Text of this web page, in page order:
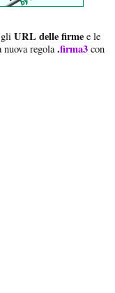
URL delle firme e le
nuova regola.firma3 con